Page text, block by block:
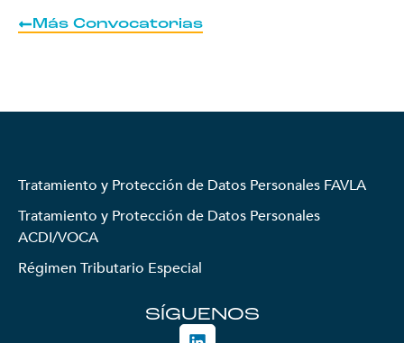
Más Convocatorias
Tratamiento y Protección de Datos Personales FAVLA
Tratamiento y Protección de Datos Personales
ACDI/VOCA
Régimen Tributario Especial
SÍGUENOS